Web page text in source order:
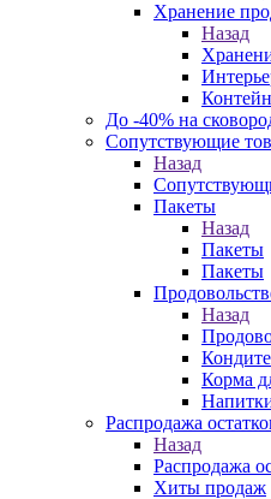
Хранение
Назад
До -40% на
Сопутствующие
Назад
Пакеты
Назад
Пакеты
Пакеты
Назад
Корма
Распродажа
Назад
Распродажа
Хиты продаж